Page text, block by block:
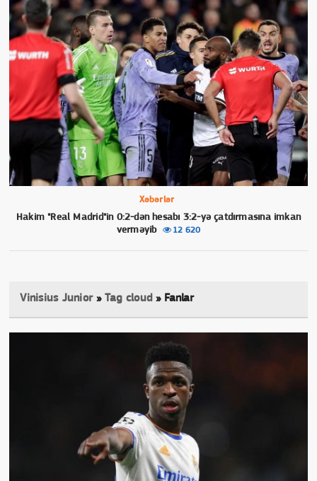
Xəbərlər
Hakim "Real Madrid"in 0:2-dən hesabı 3:2-yə çatdırmasına imkan
verməyib
12 620
Vinisius Junior» Tag cloud» Fanlar